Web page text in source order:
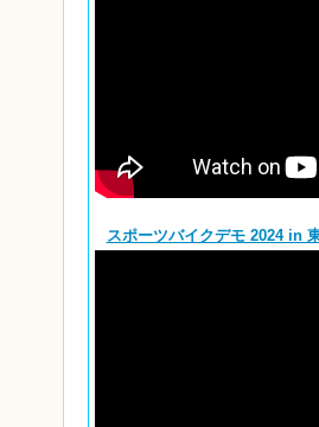
スポーツバイクデモ 2024 in